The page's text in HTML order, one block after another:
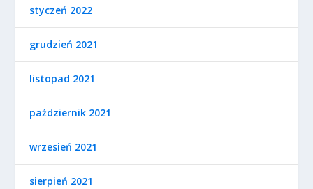
styczeń 2022
grudzień 2021
listopad 2021
październik 2021
wrzesień 2021
sierpień 2021